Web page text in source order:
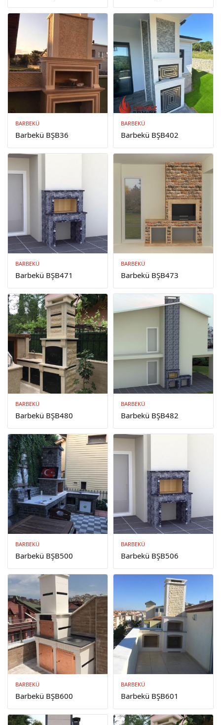
BARBEKÜ
Barbekü BŞB36
BARBEKÜ
Barbekü BŞB402
BARBEKÜ
Barbekü BŞB471
BARBEKÜ
Barbekü BŞB473
BARBEKÜ
Barbekü BŞB480
BARBEKÜ
Barbekü BŞB482
BARBEKÜ
Barbekü BŞB500
BARBEKÜ
Barbekü BŞB506
BARBEKÜ
Barbekü BŞB600
BARBEKÜ
Barbekü BŞB601